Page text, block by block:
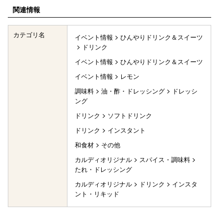
関連情報
カテゴリ名 イベント情報
ひんやりドリンク＆スイーツ
ドリンク
イベント情報
ひんやりドリンク＆スイーツ
イベント情報
レモン
調味料
油・酢・ドレッシング
ドレッシ
ング
ドリンク
ソフトドリンク
ドリンク
インスタント
和食材
その他
カルディオリジナル
スパイス・調味料
たれ・ドレッシング
カルディオリジナル
ドリンク
インスタ
ント・リキッド